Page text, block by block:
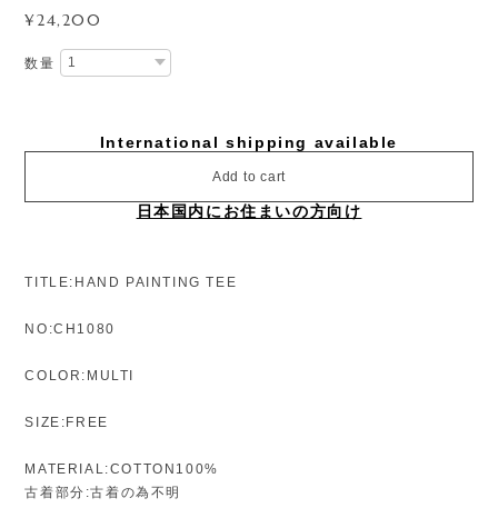
¥24,200
数量
International shipping available
Add to cart
日本国内にお住まいの方向け
TITLE:HAND PAINTING TEE
NO:CH1080
COLOR:MULTI
SIZE:FREE
MATERIAL:COTTON100%
古着部分:古着の為不明